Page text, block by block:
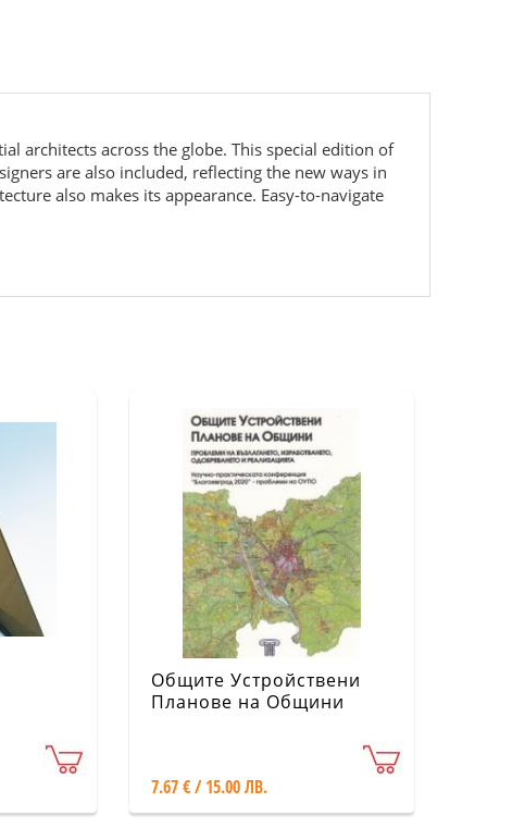
architects across the globe. This special edition of
are also included, reflecting the new ways in
also makes its appearance. Easy-to-navigate
Общите Устройствени
Планове на Общини
7.67 € / 15.00 ЛВ.